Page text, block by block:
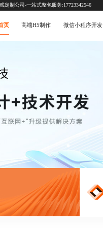
定制公司-一站式整包服务:17723342546
页 高端H5制作 微信小程序开发